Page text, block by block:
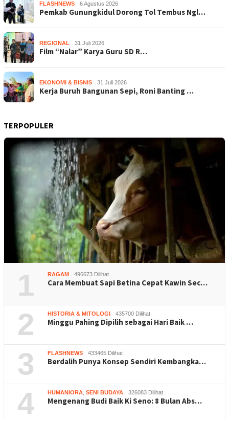
FLASHNEWS 6 Agustus 2026
Pemkab Gunungkidul Dorong Tol Tembus Ngl…
REGIONAL 31 Juli 2026
Film “Nalar” Karya Guru SD R…
EKONOMI & BISNIS 31 Juli 2026
Kerja Buruh Bangunan Sepi, Roni Banting …
TERPOPULER
1 RAGAM 496673 Dilihat
Cara Membuat Sapi Betina Cepat Kawin Sec…
2 HISTORIA & MITOLOGI 435700 Dilihat
Minggu Pahing Dipilih sebagai Hari Baik …
3 FLASHNEWS 433465 Dilihat
Berdalih Punya Konsep Sendiri Kembangka…
4 HUMANIORA SENI BUDAYA 326083 Dilihat
Mengenang Budi Baik Ki Seno: 8 Bulan Abs…